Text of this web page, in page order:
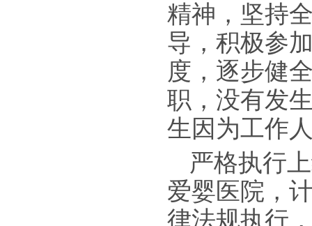
精神，坚持
导，积极参
度，逐步健
职，没有发
生因为工作
严格执行
爱婴医院，
律法规执行